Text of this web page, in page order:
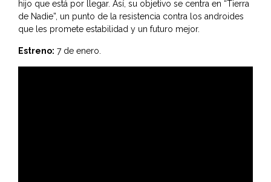
hijo que está por llegar. Así, su objetivo se centra en “Tierra
de Nadie”, un punto de la resistencia contra los androides
que les promete estabilidad y un futuro mejor.
Estreno: 7 de enero.